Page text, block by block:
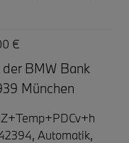
€
BMW Bank
München
Automatik,